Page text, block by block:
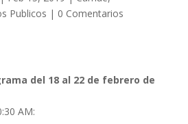
Publicos | 0 Comentarios
del 18 al 22 de febrero de
AM: